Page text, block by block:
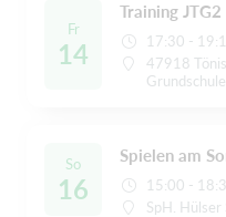
Fr
14
Training JTG2
17:30 -
47918
So
16
Spielen am
15:00 -
SpH. Hülser